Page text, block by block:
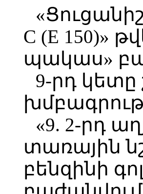
C (E 150)»
պակաս»
9-րդ կետը
«9. 2-րդ
տառային
բենզինի